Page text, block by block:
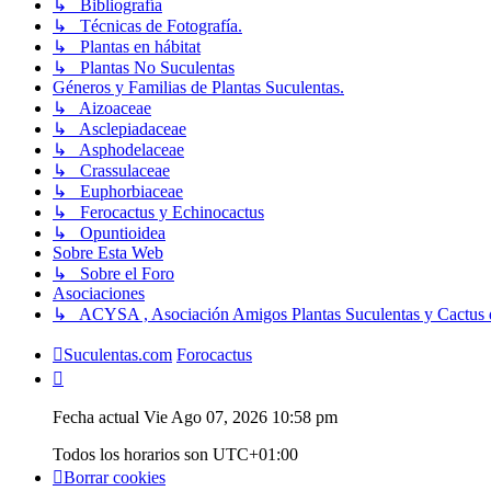
↳ Bibliografía
↳ Técnicas de Fotografía.
↳ Plantas en hábitat
↳ Plantas No Suculentas
Géneros y Familias de Plantas Suculentas.
↳ Aizoaceae
↳ Asclepiadaceae
↳ Asphodelaceae
↳ Crassulaceae
↳ Euphorbiaceae
↳ Ferocactus y Echinocactus
↳ Opuntioidea
Sobre Esta Web
↳ Sobre el Foro
Asociaciones
↳ ACYSA , Asociación Amigos Plantas Suculentas y Cactus
Suculentas.com Forocactus
Fecha actual Vie Ago 07, 2026 10:58 pm
Todos los horarios son UTC+01:00
Borrar cookies